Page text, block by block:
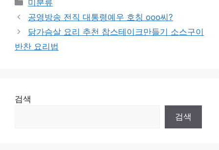
미분류
공영방송 전직 대통령예우 호칭 ooo씨?
닭가슴살 요리 추천 찹스테이크만들기 소스구이
반찬 요리법
검색
검색